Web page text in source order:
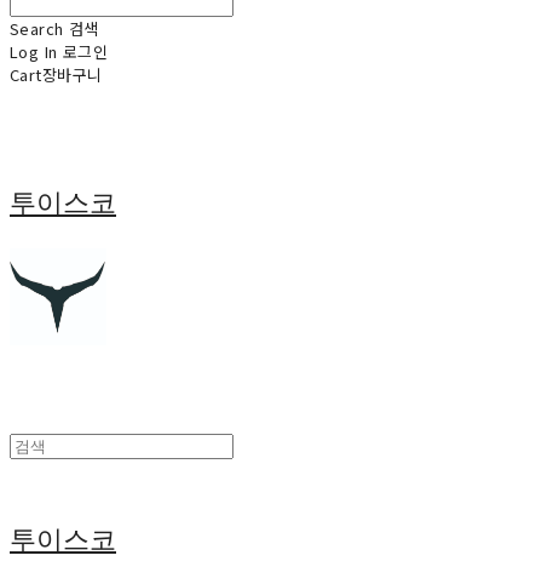
Search 검색
Log In 로그인
Cart장바구니
투이스코
투이스코